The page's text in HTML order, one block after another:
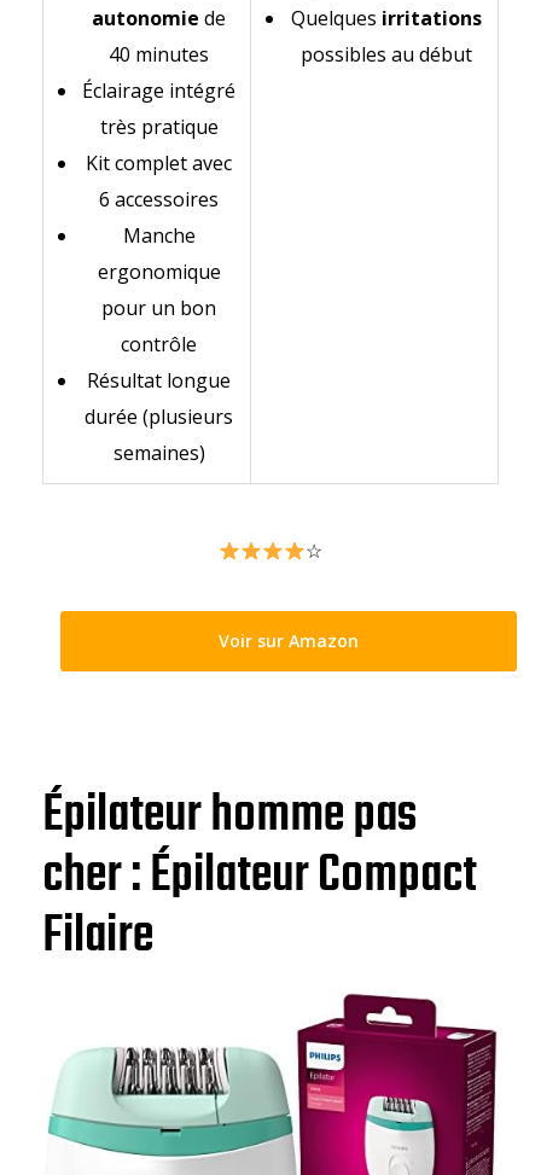
autonomie de
40 minutes
Éclairage intégré
très pratique
Kit complet avec
6 accessoires
Manche
ergonomique
pour un bon
contrôle
Résultat longue
durée (plusieurs
semaines)
Quelques irritations
possibles au début
☆
Voir sur Amazon
Épilateur homme pas
cher : Épilateur Compact
Filaire